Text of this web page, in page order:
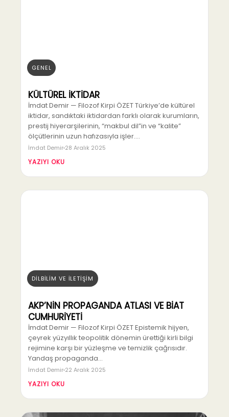
GENEL
KÜLTÜREL İKTİDAR
İmdat Demir — Filozof Kirpi ÖZET Türkiye’de kültürel
iktidar, sandıktaki iktidardan farklı olarak kurumların,
prestij hiyerarşilerinin, “makbul dil”in ve “kalite”
ölçütlerinin uzun hafızasıyla işler.…
İmdat Demir 28 Aralık 2025
YAZIYI OKU
DİLBİLİM VE İLETİŞİM
AKP’NİN PROPAGANDA ATLASI VE BİAT
CUMHURİYETİ
İmdat Demir — Filozof Kirpi ÖZET Epistemik hijyen,
çeyrek yüzyıllık teopolitik dönemin ürettiği kirli bilgi
rejimine karşı bir yüzleşme ve temizlik çağrısıdır.
Yandaş propaganda…
İmdat Demir 22 Aralık 2025
YAZIYI OKU